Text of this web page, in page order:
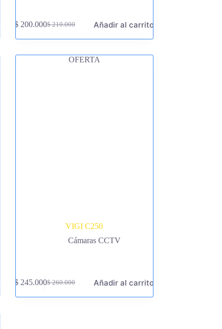
$210.000
El
precio
era:
$ 210.000.
$ 200.000El
precio
es:
$ 200.000.
Añadir al carrito
OFERTA
VIGI C250
Cámaras CCTV
$260.000
El
precio
$ 245.000El
precio
Añadir al carrito